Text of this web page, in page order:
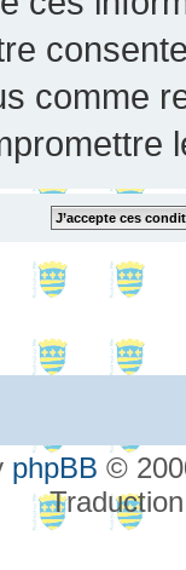
comme
phpBB ©